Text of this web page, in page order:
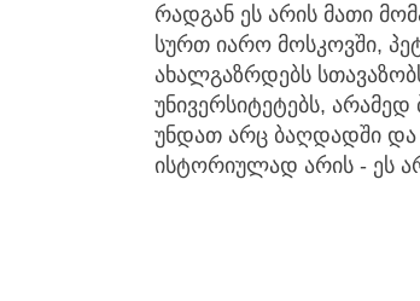
რადგან ეს არის მათი
სურთ იარო მოსკოვში,
ახალგაზრდებს
უნივერსიტეტებს,
უნდათ არც ბაღდადში და
ისტორიულად არის - ეს